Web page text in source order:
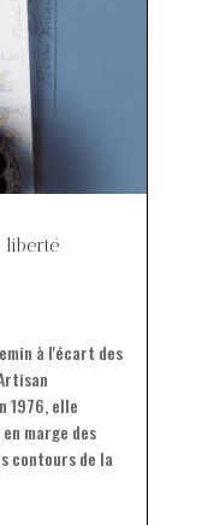
liberté
à l'écart des
1976, elle
marge des
contours de la